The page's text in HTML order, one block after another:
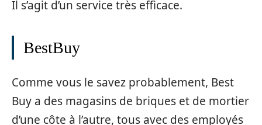
Il s’agit d’un service très efficace.
BestBuy
Comme vous le savez probablement, Best
Buy a des magasins de briques et de mortier
d’une côte à l’autre, tous avec des employés